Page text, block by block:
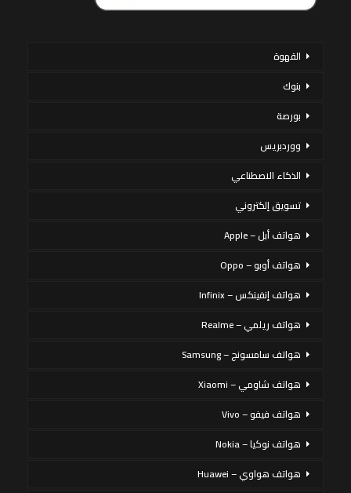
القهوة
بنوك
بورصة
ووردبريس
الذكاء الاصطناعي
تسويق إلكتروني
هواتف أبل – Apple
هواتف أوبو – Oppo
هواتف إنفينكس – Infinix
هواتف ريلمي – Realme
هواتف سامسونج – Samsung
هواتف شاومي – Xiaomi
هواتف فيفو – Vivo
هواتف نوكيا – Nokia
هواتف هواوي – Huawei